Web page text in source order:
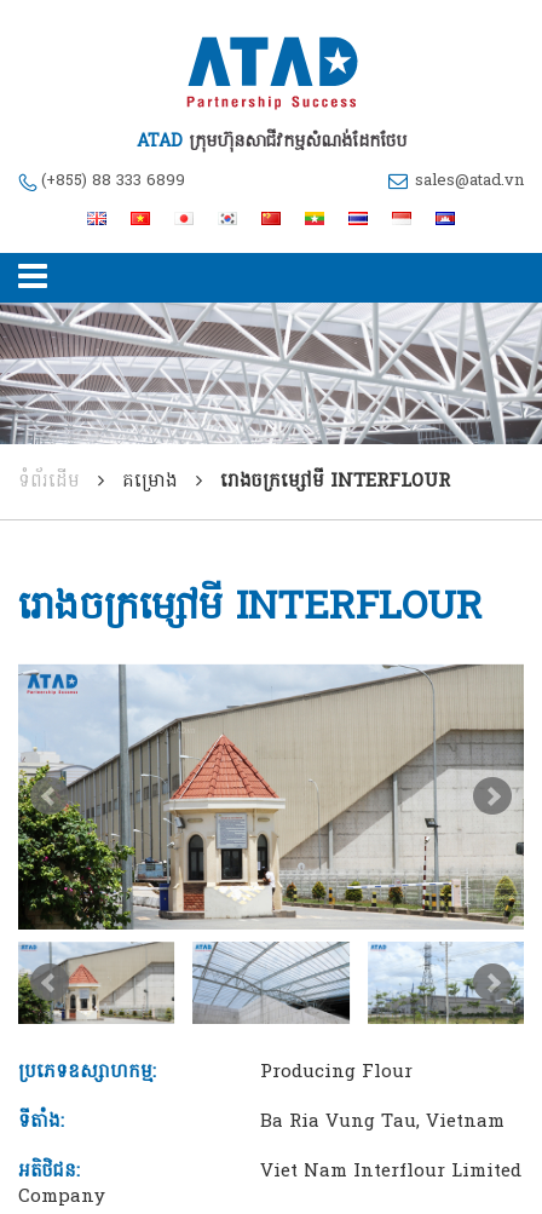
ATAD ក្រុមហ៊ុនសាជីវកម្មសំណង់ដែកថែប
(+855) 88 333 6899 sales@atad.vn
ទំព័រដើម គម្រោង រោងចក្រម្សៅមី INTERFLOUR
រោងចក្រម្សៅមី INTERFLOUR
ប្រភេទឧស្សាហកម្ម:
Producing Flour
ទីតាំង:
Ba Ria Vung Tau, Vietnam
អតិថិជន:
Viet Nam Interflour Limited
Company